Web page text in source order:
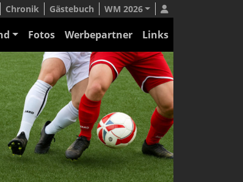
Chronik Gästebuch WM 2026
Fotos Werbepartner Links